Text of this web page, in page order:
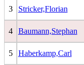
3 Stricker,Florian
4 Baumann,Stephan
5 Haberkamp,Carl